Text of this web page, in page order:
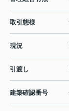
取引態様
現況
引渡し
建築確認番号